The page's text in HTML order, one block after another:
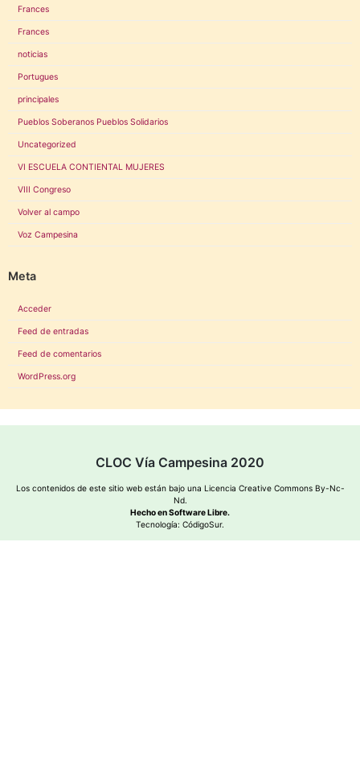
Frances
Frances
noticias
Portugues
principales
Pueblos Soberanos Pueblos Solidarios
Uncategorized
VI ESCUELA CONTIENTAL MUJERES
VIII Congreso
Volver al campo
Voz Campesina
Meta
Acceder
Feed de entradas
Feed de comentarios
WordPress.org
CLOC Vía Campesina 2020
Los contenidos de este sitio web están bajo una Licencia Creative Commons By-Nc-
Nd.
Hecho en Software Libre.
Tecnología: CódigoSur.